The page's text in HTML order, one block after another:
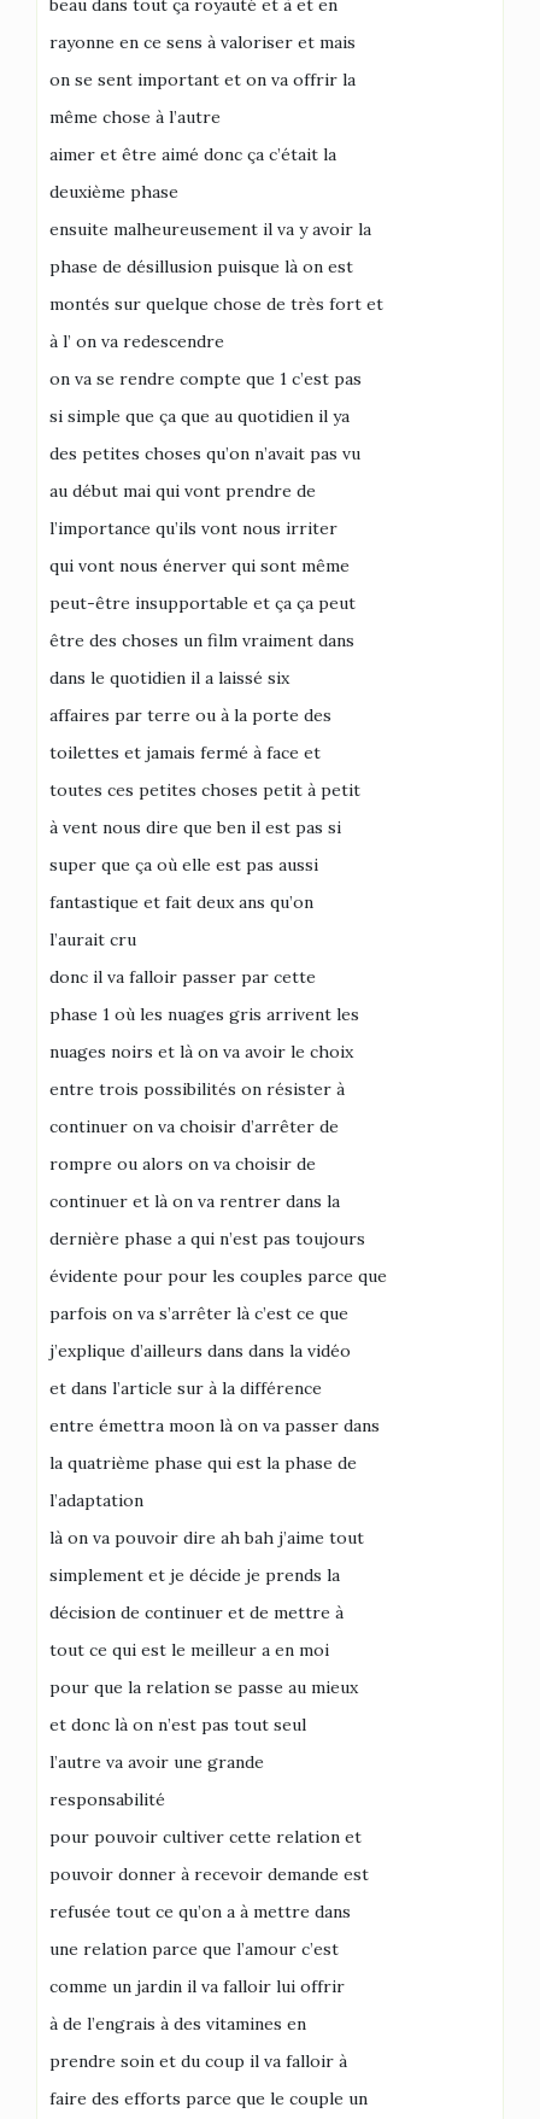
beau dans tout ça royauté et à et en
rayonne en ce sens à valoriser et mais
on se sent important et on va offrir la
même chose à l’autre
aimer et être aimé donc ça c’était la
deuxième phase
ensuite malheureusement il va y avoir la
phase de désillusion puisque là on est
montés sur quelque chose de très fort et
à l’ on va redescendre
on va se rendre compte que 1 c’est pas
si simple que ça que au quotidien il ya
des petites choses qu’on n’avait pas vu
au début mai qui vont prendre de
l’importance qu’ils vont nous irriter
qui vont nous énerver qui sont même
peut-être insupportable et ça ça peut
être des choses un film vraiment dans
dans le quotidien il a laissé six
affaires par terre ou à la porte des
toilettes et jamais fermé à face et
toutes ces petites choses petit à petit
à vent nous dire que ben il est pas si
super que ça où elle est pas aussi
fantastique et fait deux ans qu’on
l’aurait cru
donc il va falloir passer par cette
phase 1 où les nuages gris arrivent les
nuages noirs et là on va avoir le choix
entre trois possibilités on résister à
continuer on va choisir d’arrêter de
rompre ou alors on va choisir de
continuer et là on va rentrer dans la
dernière phase a qui n’est pas toujours
évidente pour pour les couples parce que
parfois on va s’arrêter là c’est ce que
j’explique d’ailleurs dans dans la vidéo
et dans l’article sur à la différence
entre émettra moon là on va passer dans
la quatrième phase qui est la phase de
l’adaptation
là on va pouvoir dire ah bah j’aime tout
simplement et je décide je prends la
décision de continuer et de mettre à
tout ce qui est le meilleur a en moi
pour que la relation se passe au mieux
et donc là on n’est pas tout seul
l’autre va avoir une grande
responsabilité
pour pouvoir cultiver cette relation et
pouvoir donner à recevoir demande est
refusée tout ce qu’on a à mettre dans
une relation parce que l’amour c’est
comme un jardin il va falloir lui offrir
à de l’engrais à des vitamines en
prendre soin et du coup il va falloir à
faire des efforts parce que le couple un